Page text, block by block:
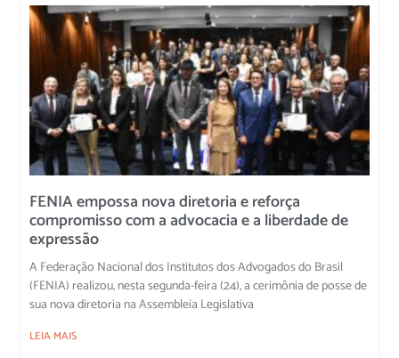
FENIA empossa nova diretoria e reforça
compromisso com a advocacia e a liberdade de
expressão
A Federação Nacional dos Institutos dos Advogados do Brasil
(FENIA) realizou, nesta segunda-feira (24), a cerimônia de posse de
sua nova diretoria na Assembleia Legislativa
LEIA MAIS